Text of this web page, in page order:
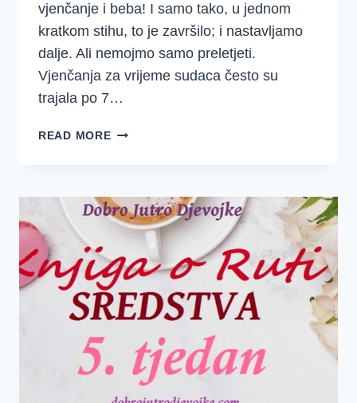
vjenčanje i beba! I samo tako, u jednom
kratkom stihu, to je završilo; i nastavljamo
dalje. Ali nemojmo samo preletjeti.
Vjenčanja za vrijeme sudaca često su
trajala po 7…
READ MORE5.
1.
DAN
VJENČANJE,
BEBA
I
RODOSLOVLJE